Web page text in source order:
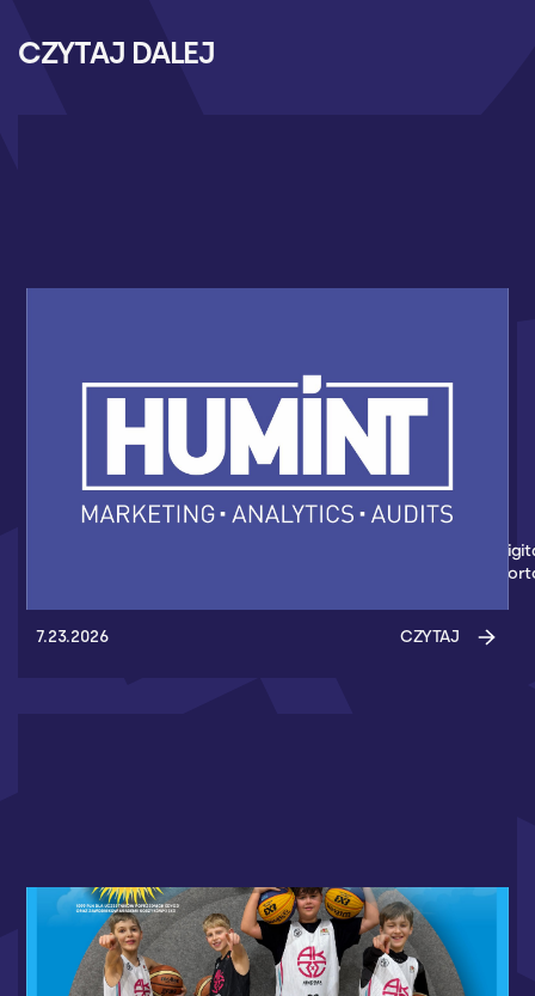
CZYTAJ DALEJ
HUMINT NOWYM PARTNEREM AKADEMII
KOSZYKÓWKI 3X3
Nowym partnerem Akademii Koszykówki 3x3 został Humint
Marketing - Agencja z Gdańska, która wspiera wydarzenia
7.23.2026 CZYTAJ